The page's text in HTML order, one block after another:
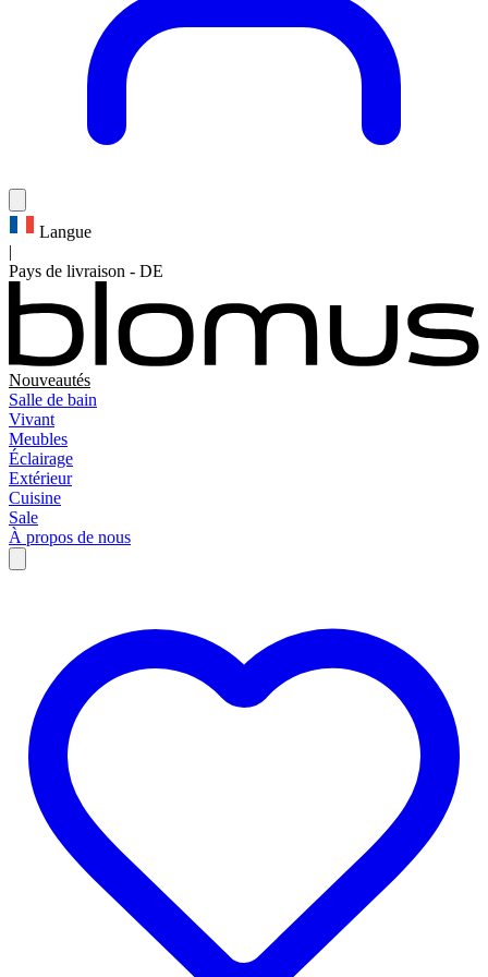
Langue
|
Pays de livraison - DE
Nouveautés
Salle de bain
Vivant
Meubles
Éclairage
Extérieur
Cuisine
Sale
À propos de nous